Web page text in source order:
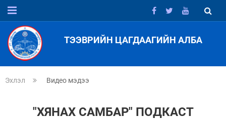
ТЭЭВРИЙН ЦАГДААГИЙН АЛБА
Эхлэл Видео мэдээ
"ХЯНАХ САМБАР" ПОДКАСТ